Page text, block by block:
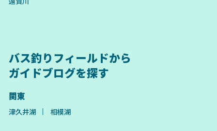
バス釣りフィールドから
ガイドブログを探す
関東
津久井湖 相模湖